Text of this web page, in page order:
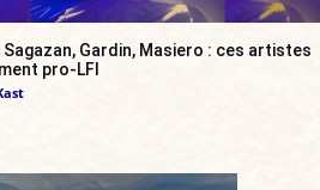
Sagazan, Gardin, Masiero : ces artistes
pro-LFI